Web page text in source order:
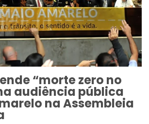
“morte zero no
audiência pública
na Assembleia